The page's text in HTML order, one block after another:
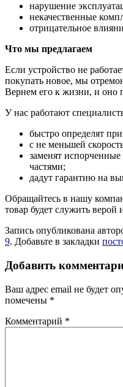
нарушение
некачественные
отрицательное
Что мы предлагаем
Если устройство не
покупать новое, мы
Вернем его к жизни, и оно
У нас работают
быстро определят
с не меньшей
заменят
частями;
дадут гарантию на
Обращайтесь в нашу
товар будет служить верой
Запись опубликована
9. Добавьте в закладки
Добавить
Ваш адрес email не будет
помечены *
Комментарий *